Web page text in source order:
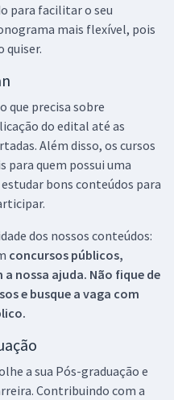
para facilitar o seu
mais flexível, pois
quiser.
que precisa sobre
do edital até as
Além disso, os cursos
para quem possui uma
bons conteúdos para
dos nossos conteúdos:
concursos públicos,
a nossa ajuda. Não fique de
e busque a vaga com
a sua Pós-graduação e
Contribuindo com a